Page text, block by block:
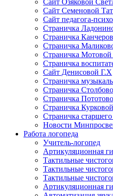
Сайт Озяковой
Сайт Семеновой
Сайт педагога-
Страничка
Страничка
Страничка
Страничка
Cтраничка
Сайт Денисовой Г.Х
Страничка
Страничка
Страничка
Страничка
Страничка
Новости
Работа логопеда
Учитель-логопед
Артикуляционная
Тактильные
Тактильные
Тактильные
Артикуляционная